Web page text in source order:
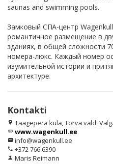
saunas and swimming pools.
Замковый СПА-центр
романтичное размещение в
зданиях, в общей сложности
номера-люкс. Каждый номер
изумительной истории и
архитектуре.
Kontakti
location_on Taagepera küla, Tõrva vald,
link www.wagenkull.ee
email info@wagenkull.ee
phone +372 766 6390
person Maris Reimann